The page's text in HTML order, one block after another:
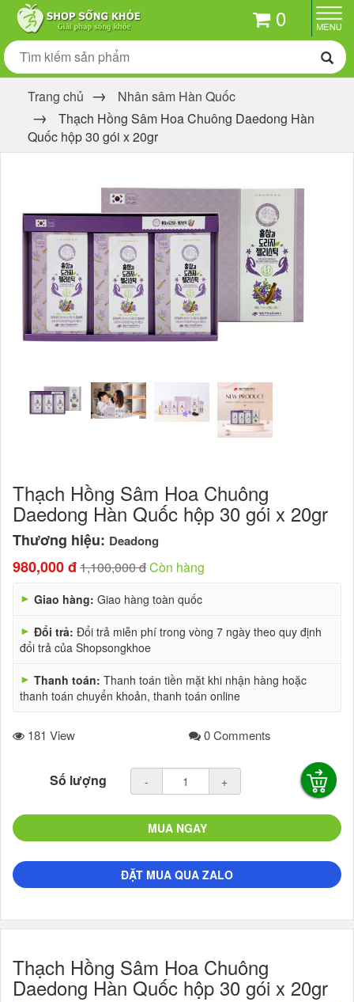
0
Trang chủ
Nhân sâm Hàn Quốc
Thạch Hồng Sâm Hoa Chuông Daedong Hàn
Quốc hộp 30 gói x 20gr
Thạch Hồng Sâm Hoa Chuông
Daedong Hàn Quốc hộp 30 gói x 20gr
Thương hiệu: Deadong
980,000 đ1,100,000 đCòn hàng
► Giao hàng: Giao hàng toàn quốc
► Đổi trả: Đổi trả miễn phí trong vòng 7 ngày theo quy định
đổi trả của Shopsongkhoe
► Thanh toán: Thanh toán tiền mặt khi nhận hàng hoặc
thanh toán chuyển khoản, thanh toán online
181 View 0 Comments
Số lượng - +
MUA NGAY
ĐẶT MUA QUA ZALO
Thạch Hồng Sâm Hoa Chuông
Daedong Hàn Quốc hộp 30 gói x 20gr